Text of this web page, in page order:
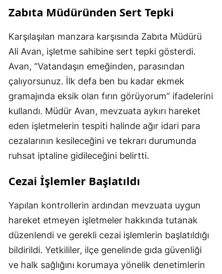
Zabıta Müdüründen Sert Tepki
Karşılaşılan manzara karşısında Zabıta Müdürü
Ali Avan, işletme sahibine sert tepki gösterdi.
Avan, “Vatandaşın emeğinden, parasından
çalıyorsunuz. İlk defa ben bu kadar ekmek
gramajında eksik olan fırın görüyorum” ifadelerini
kullandı. Müdür Avan, mevzuata aykırı hareket
eden işletmelerin tespiti halinde ağır idari para
cezalarının kesileceğini ve tekrarı durumunda
ruhsat iptaline gidileceğini belirtti.
Cezai İşlemler Başlatıldı
Yapılan kontrollerin ardından mevzuata uygun
hareket etmeyen işletmeler hakkında tutanak
düzenlendi ve gerekli cezai işlemlerin başlatıldığı
bildirildi. Yetkililer, ilçe genelinde gıda güvenliği
ve halk sağlığını korumaya yönelik denetimlerin